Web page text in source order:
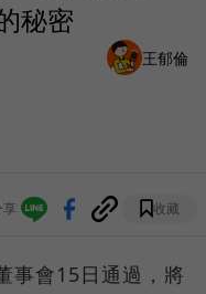
秘密
王郁倫
收藏
事會15日通過，將